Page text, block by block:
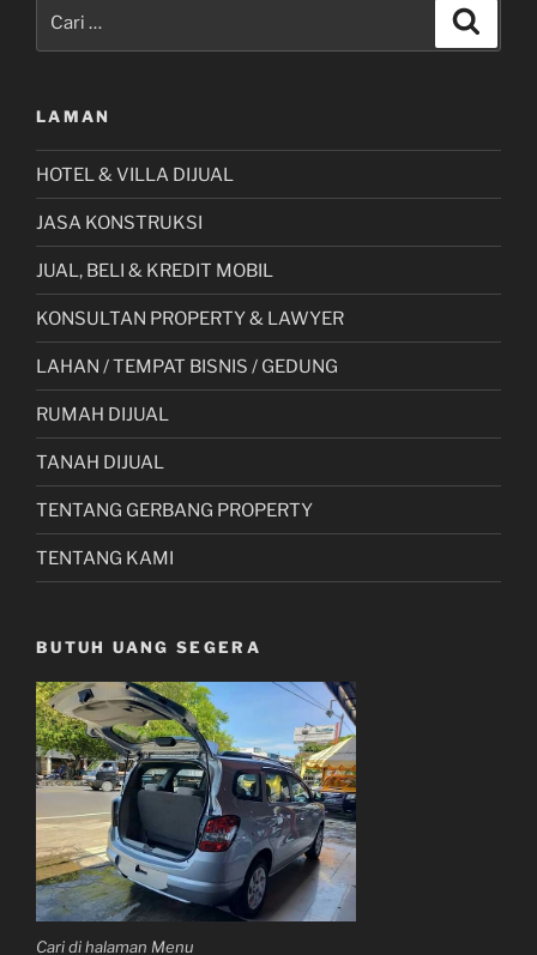
–
NTB”
LAMAN
HOTEL & VILLA DIJUAL
JASA KONSTRUKSI
JUAL, BELI & KREDIT MOBIL
KONSULTAN PROPERTY & LAWYER
LAHAN / TEMPAT BISNIS / GEDUNG
RUMAH DIJUAL
TANAH DIJUAL
TENTANG GERBANG PROPERTY
TENTANG KAMI
BUTUH UANG SEGERA
Cari di halaman Menu